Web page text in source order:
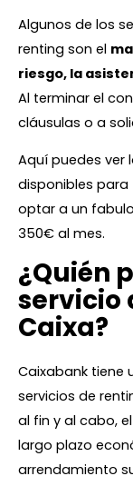
Algunos de los
renting son el
riesgo, la
Al terminar el
cláusulas o a
Aquí puedes ver
disponibles para
optar a un
350€ al mes.
¿Quién
servicio
Caixa?
Caixabank tiene
servicios de
al fin y al cabo,
largo plazo
arrendamiento